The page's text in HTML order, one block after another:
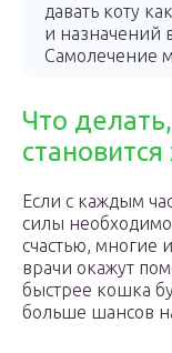
давать коту
и назначений
Самолечение
Что
Если с каждым
силы
счастью, многие
врачи окажут
быстрее кошка
больше шансов